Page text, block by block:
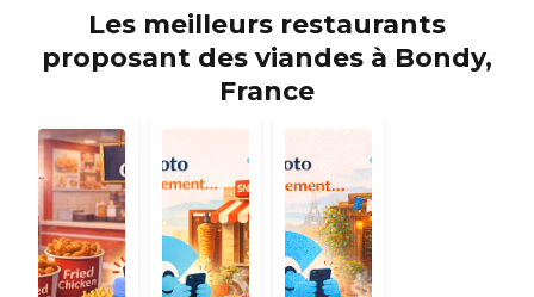
Les meilleurs restaurants
proposant des viandes à Bondy,
France